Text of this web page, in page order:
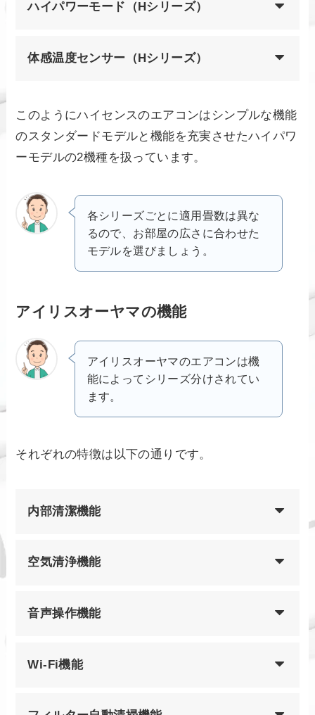
ハイパワーモード（Hシリーズ）
体感温度センサー（Hシリーズ）
このようにハイセンスのエアコンはシンプルな機能
のスタンダードモデルと機能を充実させたハイパワ
ーモデルの2機種を扱っています。
各シリーズごとに適用畳数は異な
るので、お部屋の広さに合わせた
モデルを選びましょう。
アイリスオーヤマの機能
アイリスオーヤマのエアコンは機
能によってシリーズ分けされてい
ます。
それぞれの特徴は以下の通りです。
内部清潔機能
空気清浄機能
音声操作機能
Wi-Fi機能